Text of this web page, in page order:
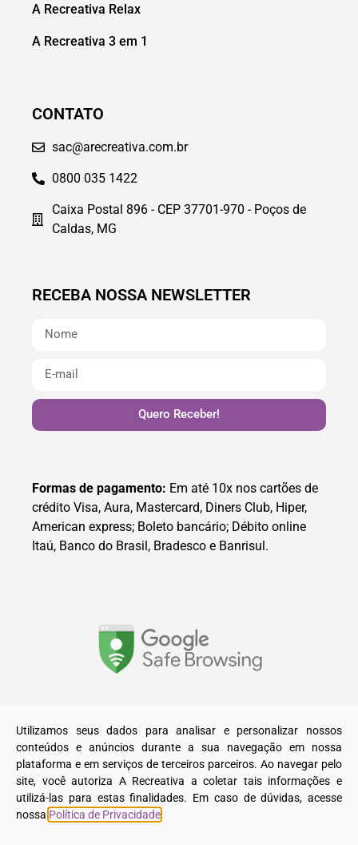
A Recreativa Relax
A Recreativa 3 em 1
CONTATO
sac@arecreativa.com.br
0800 035 1422
Caixa Postal 896 - CEP 37701-970 - Poços de
Caldas, MG
RECEBA NOSSA NEWSLETTER
Quero Receber!
Formas de pagamento: Em até 10x nos cartões de
crédito Visa, Aura, Mastercard, Diners Club, Hiper,
American express; Boleto bancário; Débito online
Itaú, Banco do Brasil, Bradesco e Banrisul.
© 2025. Todos os direitos reservados a A Recreativa LTDA.
Utilizamos seus dados para analisar e personalizar nossos
conteúdos e anúncios durante a sua navegação em nossa
plataforma e em serviços de terceiros parceiros. Ao navegar pelo
site, você autoriza A Recreativa a coletar tais informações e
utilizá-las para estas finalidades. Em caso de dúvidas, acesse
nossa Política de Privacidade